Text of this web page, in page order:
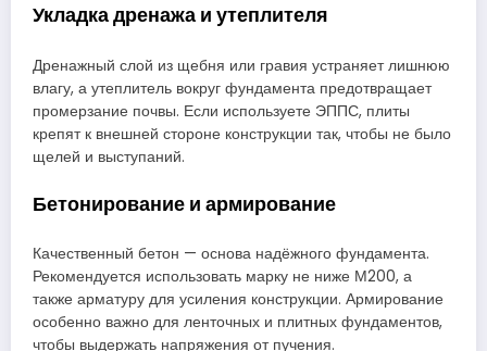
Укладка дренажа и утеплителя
Дренажный слой из щебня или гравия устраняет лишнюю
влагу, а утеплитель вокруг фундамента предотвращает
промерзание почвы. Если используете ЭППС, плиты
крепят к внешней стороне конструкции так, чтобы не было
щелей и выступаний.
Бетонирование и армирование
Качественный бетон — основа надёжного фундамента.
Рекомендуется использовать марку не ниже М200, а
также арматуру для усиления конструкции. Армирование
особенно важно для ленточных и плитных фундаментов,
чтобы выдержать напряжения от пучения.